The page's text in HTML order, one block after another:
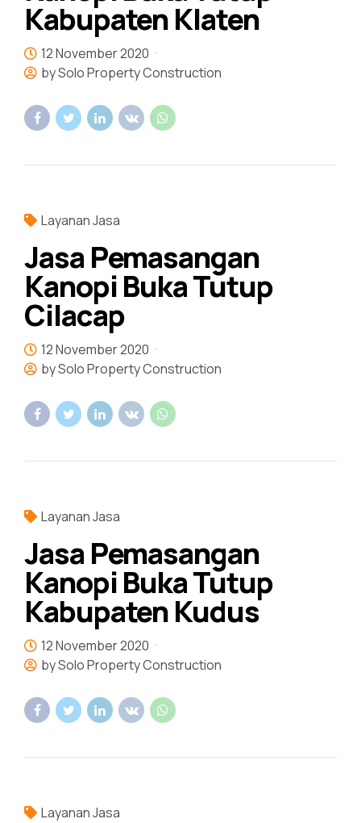
Kabupaten Klaten
12 November 2020
by Solo Property Construction
Layanan Jasa
Jasa Pemasangan
Kanopi Buka Tutup
Cilacap
12 November 2020
by Solo Property Construction
Layanan Jasa
Jasa Pemasangan
Kanopi Buka Tutup
Kabupaten Kudus
12 November 2020
by Solo Property Construction
Layanan Jasa